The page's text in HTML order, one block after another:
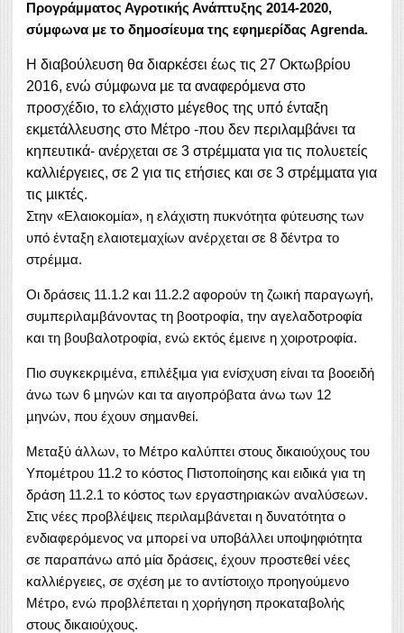
Προγράµµατος Αγροτικής Ανάπτυξης 2014-2020,
σύμφωνα με το δημοσίευμα της εφημερίδας Agrenda.
Η διαβούλευση θα διαρκέσει έως τις 27 Οκτωβρίου
2016, ενώ σύµφωνα µε τα αναφερόµενα στο
προσχέδιο, το ελάχιστο µέγεθος της υπό ένταξη
εκµετάλλευσης στο Μέτρο -που δεν περιλαµβάνει τα
κηπευτικά- ανέρχεται σε 3 στρέµµατα για τις πολυετείς
καλλιέργειες, σε 2 για τις ετήσιες και σε 3 στρέµµατα για
τις µικτές.
Στην «Ελαιοκοµία», η ελάχιστη πυκνότητα φύτευσης των
υπό ένταξη ελαιοτεµαχίων ανέρχεται σε 8 δέντρα το
στρέµµα.
Οι δράσεις 11.1.2 και 11.2.2 αφορούν τη ζωική παραγωγή,
συµπεριλαµβάνοντας τη βοοτροφία, την αγελαδοτροφία
και τη βουβαλοτροφία, ενώ εκτός έµεινε η χοιροτροφία.
Πιο συγκεκριµένα, επιλέξιµα για ενίσχυση είναι τα βοοειδή
άνω των 6 µηνών και τα αιγοπρόβατα άνω των 12
µηνών, που έχουν σηµανθεί.
Μεταξύ άλλων, το Μέτρο καλύπτει στους δικαιούχους του
Υποµέτρου 11.2 το κόστος Πιστοποίησης και ειδικά για τη
δράση 11.2.1 το κόστος των εργαστηριακών αναλύσεων.
Στις νέες προβλέψεις περιλαµβάνεται η δυνατότητα ο
ενδιαφερόµενος να µπορεί να υποβάλλει υποψηφιότητα
σε παραπάνω από µία δράσεις, έχουν προστεθεί νέες
καλλιέργειες, σε σχέση µε το αντίστοιχο προηγούµενο
Μέτρο, ενώ προβλέπεται η χορήγηση προκαταβολής
στους δικαιούχους.